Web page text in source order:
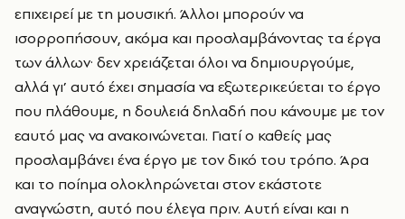
επιχειρεί με τη μουσική. Άλλοι μπορούν να
ισορροπήσουν, ακόμα και προσλαμβάνοντας τα έργα
των άλλων· δεν χρειάζεται όλοι να δημιουργούμε,
αλλά γι’ αυτό έχει σημασία να εξωτερικεύεται το έργο
που πλάθουμε, η δουλειά δηλαδή που κάνουμε με τον
εαυτό μας να ανακοινώνεται. Γιατί ο καθείς μας
προσλαμβάνει ένα έργο με τον δικό του τρόπο. Άρα
και το ποίημα ολοκληρώνεται στον εκάστοτε
αναγνώστη, αυτό που έλεγα πριν. Αυτή είναι και η